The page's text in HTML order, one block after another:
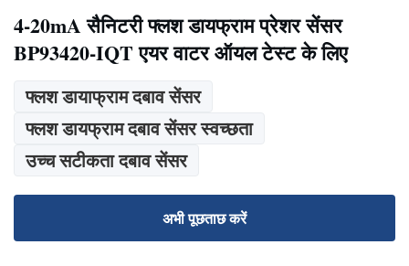
4-20mA सैनिटरी फ्लश डायफ्राम प्रेशर सेंसर
BP93420-IQT एयर वाटर ऑयल टेस्ट के लिए
फ्लश डायाफ्राम दबाव सेंसर
फ्लश डायफ्राम दबाव सेंसर स्वच्छता
उच्च सटीकता दबाव सेंसर
अभी पूछताछ करें